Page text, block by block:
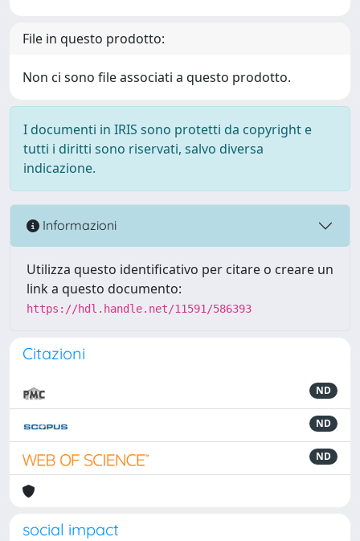
File in questo prodotto:
Non ci sono file associati a questo prodotto.
I documenti in IRIS sono protetti da copyright e
tutti i diritti sono riservati, salvo diversa
indicazione.
Informazioni
Utilizza questo identificativo per citare o creare un
link a questo documento:
https://hdl.handle.net/11591/586393
Citazioni
ND
ND
ND
social impact